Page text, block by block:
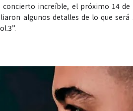
increíble, el próximo 14 de
algunos detalles de lo que será